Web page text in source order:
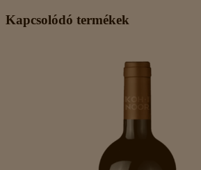
Kapcsolódó termékek